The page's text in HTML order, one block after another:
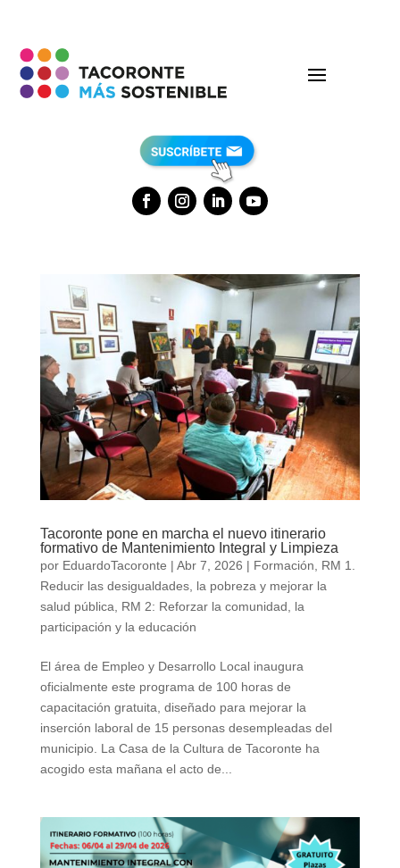
Tacoronte pone en marcha el nuevo itinerario
formativo de Mantenimiento Integral y Limpieza
por EduardoTacoronte | Abr 7, 2026 | Formación
RM 1.
Reducir las desigualdades, la pobreza y mejorar la
salud pública
RM 2: Reforzar la comunidad, la
participación y la educación
El área de Empleo y Desarrollo Local inaugura
oficialmente este programa de 100 horas de
capacitación gratuita, diseñado para mejorar la
inserción laboral de 15 personas desempleadas del
municipio. La Casa de la Cultura de Tacoronte ha
acogido esta mañana el acto de...